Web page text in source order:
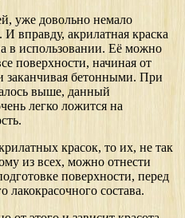
уже довольно немало
И вправду, акрилатная краска
в использовании. Её можно
поверхности, начиная от
заканчивая бетонными. При
выше, данный
легко ложится на
красок, то их, не так
из всех, можно отнести
поверхности, перед
лакокрасочного состава.